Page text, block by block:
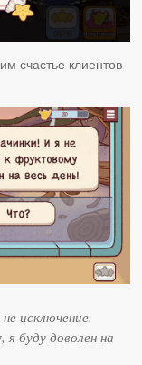
счастье клиентов
исключение.
буду доволен на